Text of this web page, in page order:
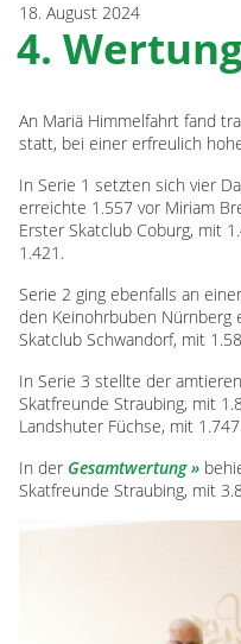
18. August 2024
4.
An Mariä Himmelfahrt fand
statt, bei einer erfreulich
In Serie 1 setzten sich vier
erreichte 1.557 vor Miriam
Erster Skatclub Coburg, mit
1.421.
Serie 2 ging ebenfalls an
den Keinohrbuben Nürnberg
Skatclub Schwandorf, mit
In Serie 3 stellte der
Skatfreunde Straubing, mit
Landshuter Füchse, mit
In der Gesamtwertung
Skatfreunde Straubing, mit